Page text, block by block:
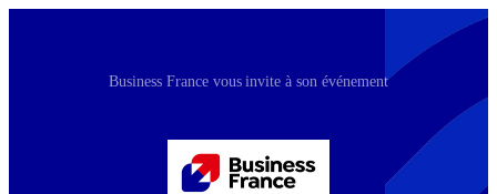
Business France vous invite à son événement